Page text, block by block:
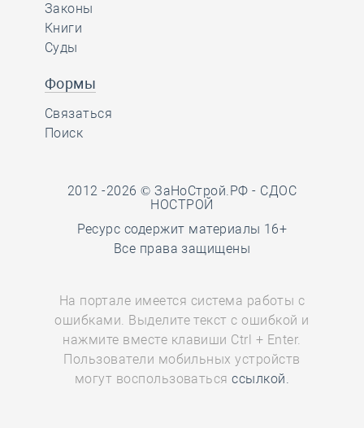
Законы
Книги
Суды
Формы
Связаться
Поиск
2012 -2026 © ЗаНоСтрой.РФ - СДОС
НОСТРОЙ
Ресурс содержит материалы 16+
Все права защищены
На портале имеется система работы с
ошибками. Выделите текст с ошибкой и
нажмите вместе клавиши Ctrl + Enter.
Пользователи мобильных устройств
могут воспользоватьсяссылкой.